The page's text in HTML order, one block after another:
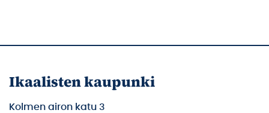
Ikaalisten kaupunki
Kolmen airon katu 3